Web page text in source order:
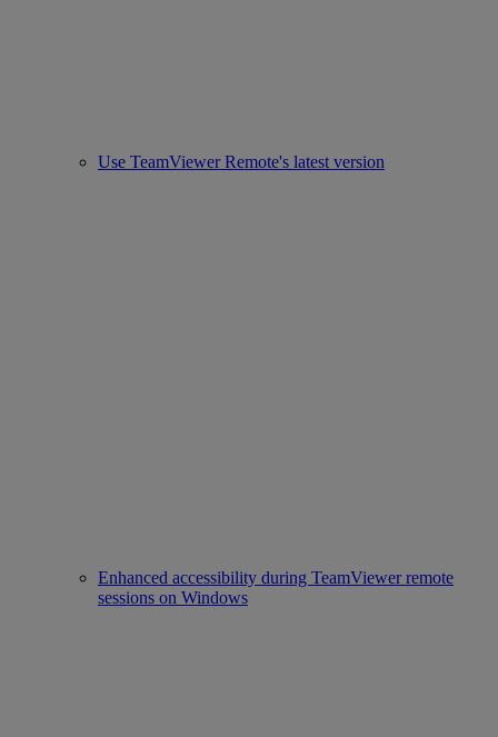
Use TeamViewer Remote's latest version
Enhanced accessibility during TeamViewer remote
sessions on Windows